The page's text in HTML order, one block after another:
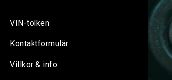
VIN-tolken
Kontaktformulär
Villkor & info